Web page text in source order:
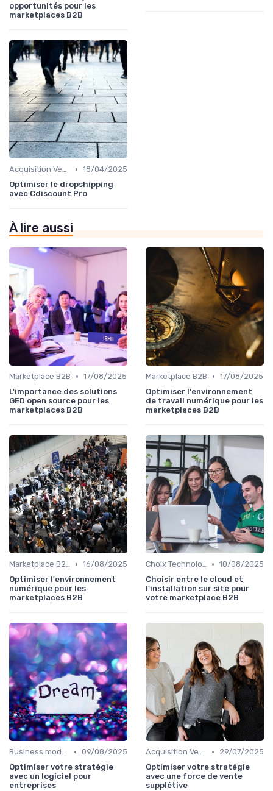
opportunités pour les
marketplaces B2B
Acquisition Vendeurs • 18/04/2025
Optimiser le dropshipping
avec Cdiscount Pro
À lire aussi
Marketplace B2B • 17/08/2025
L'importance des solutions
GED open source pour les
marketplaces B2B
Marketplace B2B • 17/08/2025
Optimiser l'environnement
de travail numérique pour les
marketplaces B2B
Marketplace B2B • 16/08/2025
Optimiser l'environnement
numérique pour les
marketplaces B2B
Choix Technologiques • 10/08/2025
Choisir entre le cloud et
l'installation sur site pour
votre marketplace B2B
Business model de marketplace • 09/08/2025
Optimiser votre stratégie
avec un logiciel pour
entreprises
Acquisition Vendeurs •
29/07/2025
Optimiser votre stratégie
avec une force de vente
supplétive